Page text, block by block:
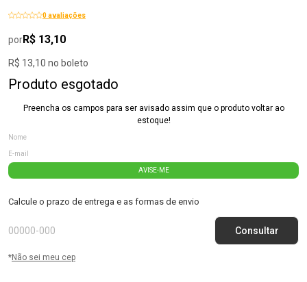
0 avaliações
porR$ 13,10
R$ 13,10 no boleto
Produto esgotado
Preencha os campos para ser avisado assim que o produto voltar ao
estoque!
AVISE-ME
Calcule o prazo de entrega e as formas de envio
*Não sei meu cep